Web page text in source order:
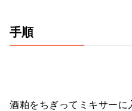
手順
酒粕をちぎってミキサー